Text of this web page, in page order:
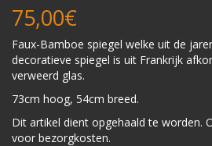
75,00€
Faux-Bamboe spiegel welke uit de
decoratieve spiegel is uit Frankrijk
verweerd glas.
73cm hoog, 54cm breed.
Dit artikel dient opgehaald te worden.
voor bezorgkosten.